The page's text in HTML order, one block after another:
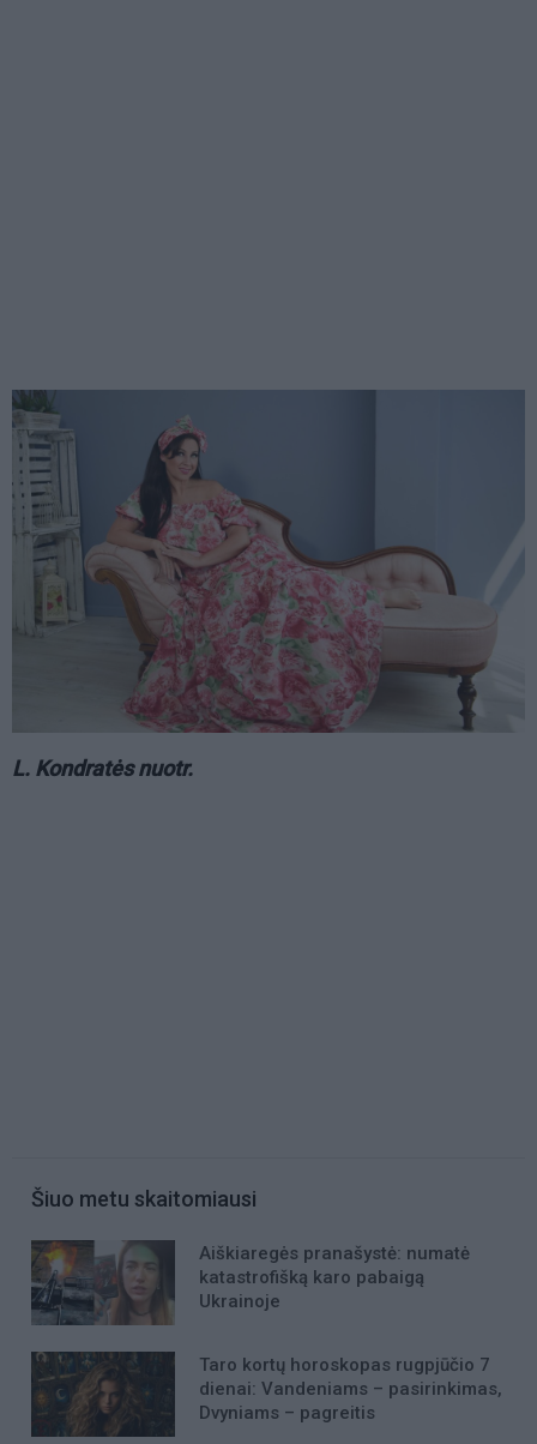
L. Kondratės nuotr.
Šiuo metu skaitomiausi
Aiškiaregės pranašystė: numatė
katastrofišką karo pabaigą
Ukrainoje
Taro kortų horoskopas rugpjūčio 7
dienai: Vandeniams – pasirinkimas,
Dvyniams – pagreitis